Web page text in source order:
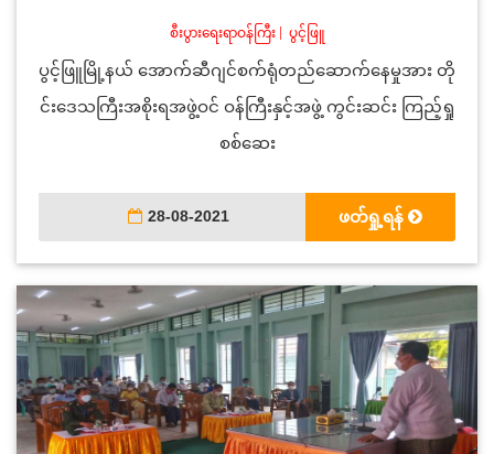
စီးပွားရေးရာဝန်ကြီး| ပွင့်ဖြူ
ပွင့်ဖြူမြို့နယ် အောက်ဆီဂျင်စက်ရုံတည်ဆောက်နေမှုအား တို
င်းဒေသကြီးအစိုးရအဖွဲ့ဝင် ဝန်ကြီးနှင့်အဖွဲ့ ကွင်းဆင်း ကြည့်ရှု
စစ်ဆေး
28-08-2021 ဖတ်ရှု့ရန်